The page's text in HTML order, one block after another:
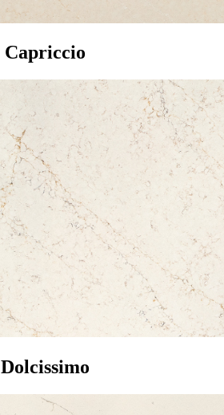
Capriccio
Dolcissimo